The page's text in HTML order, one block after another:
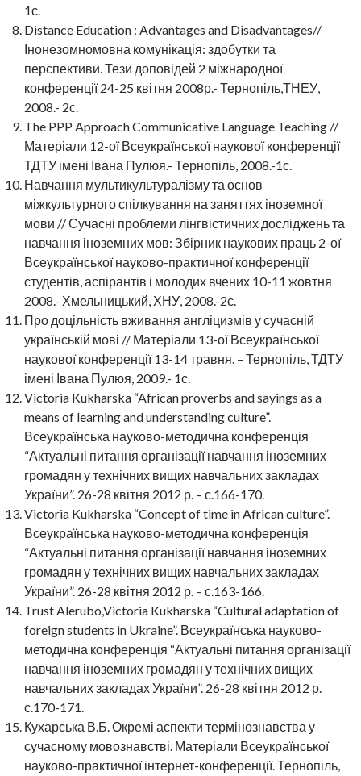
1с.
Distance Education : Advantages and Disadvantages//
Інонезомномовна комунікація: здобутки та
перспективи. Тези доповідей 2 міжнародної
конференції 24-25 квітня 2008р.- Тернопіль,ТНЕУ,
2008.- 2с.
The PPP Approach Communicative Language Teaching //
Матеріали 12-ої Всеукраїнської наукової конференції
ТДТУ імені Івана Пулюя.- Тернопіль, 2008.-1с.
Навчання мультикультуралізму та основ
міжкультурного спілкування на заняттях іноземної
мови // Сучасні проблеми лінгвістичних досліджень та
навчання іноземних мов: Збірник наукових праць 2-ої
Всеукраїнської науково-практичної конференції
студентів, аспірантів і молодих вчених 10-11 жовтня
2008.- Хмельницький, ХНУ, 2008.-2с.
Про доцільність вживання англіцизмів у сучасній
українській мові // Матеріали 13-ої Всеукраїнської
наукової конференції 13-14 травня. – Тернопіль, ТДТУ
імені Івана Пулюя, 2009.- 1с.
Victoria Kukharska “African proverbs and sayings as a
means of learning and understanding culture”.
Всеукраїнська науково-методична конференція
“Актуальні питання організації навчання іноземних
громадян у технічних вищих навчальних закладах
України”. 26-28 квітня 2012 р. – с.166-170.
Victoria Kukharska “Concept of time in African culture”.
Всеукраїнська науково-методична конференція
“Актуальні питання організації навчання іноземних
громадян у технічних вищих навчальних закладах
України”. 26-28 квітня 2012 р. – с.163-166.
Trust Alerubo,Victoria Kukharska “Cultural adaptation of
foreign students in Ukraine”. Всеукраїнська науково-
методична конференція “Актуальні питання організації
навчання іноземних громадян у технічних вищих
навчальних закладах України”. 26-28 квітня 2012 р.
с.170-171.
Кухарська В.Б. Окремі аспекти термінознавства у
сучасному мовознавстві. Матеріали Всеукраїнської
науково-практичної інтернет-конференції. Тернопіль,